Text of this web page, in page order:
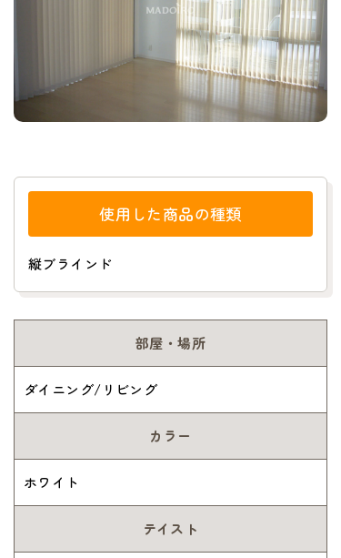
使用した商品の種類
縦ブラインド
部屋・場所
ダイニング/リビング
カラー
ホワイト
テイスト